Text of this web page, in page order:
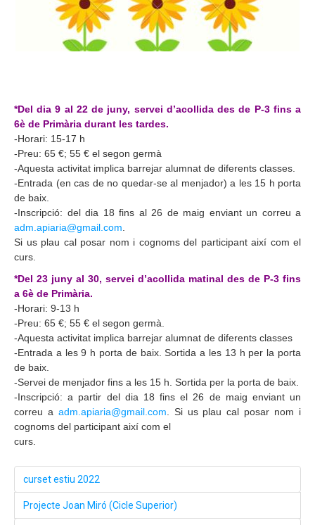
*Del dia 9 al 22 de juny, servei d’acollida des de P-3 fins a
6è de Primària durant les tardes.
-Horari: 15-17 h
-Preu: 65 €; 55 € el segon germà
-Aquesta activitat implica barrejar alumnat de diferents classes.
-Entrada (en cas de no quedar-se al menjador) a les 15 h porta
de baix.
-Inscripció: del dia 18 fins al 26 de maig enviant un correu a
adm.apiaria@gmail.com.
Si us plau cal posar nom i cognoms del participant així com el
curs.
*Del 23 juny al 30, servei d’acollida matinal des de P-3 fins
a 6è de Primària.
-Horari: 9-13 h
-Preu: 65 €; 55 € el segon germà.
-Aquesta activitat implica barrejar alumnat de diferents classes
-Entrada a les 9 h porta de baix. Sortida a les 13 h per la porta
de baix.
-Servei de menjador fins a les 15 h. Sortida per la porta de baix.
-Inscripció: a partir del dia 18 fins el 26 de maig enviant un
correu a adm.apiaria@gmail.com. Si us plau cal posar nom i
cognoms del participant així com el
curs.
curset estiu 2022
Projecte Joan Miró (Cicle Superior)